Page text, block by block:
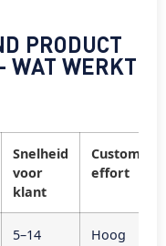
PRODUCT
WAT WERKT
Snelheid
voor
klant
Customer
effort
5–14
Hoog